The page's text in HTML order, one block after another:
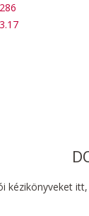
286
3.17
kézikönyveket